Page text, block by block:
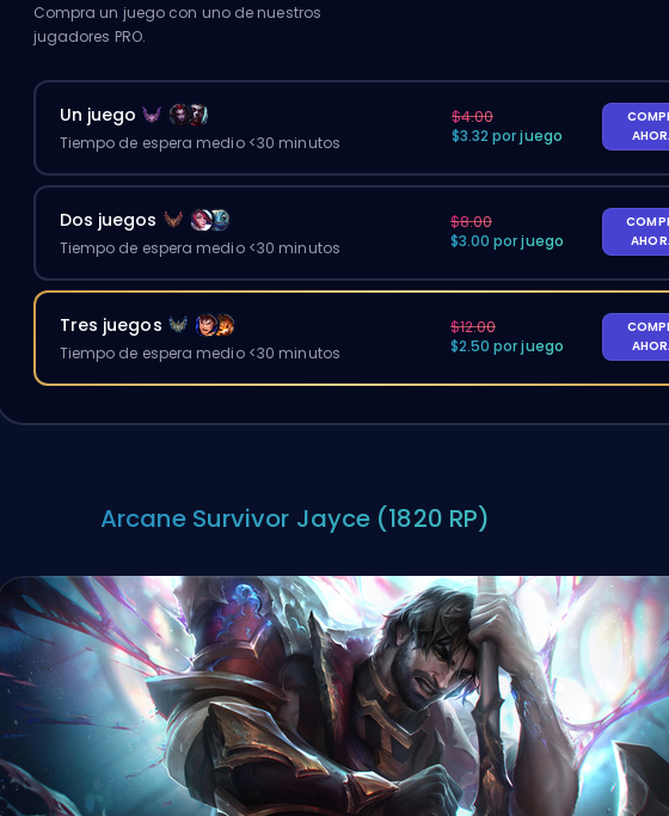
Compra un juego con uno de nuestros
jugadores PRO.
Un juego
Tiempo de espera medio <30 minutos
$4.00
$3.32 por juego
Dos juegos
Tiempo de espera medio <30 minutos
$8.00
$3.00 por juego
Tres juegos
Tiempo de espera medio <30 minutos
$12.00
$2.50 por juego
Arcane Survivor Jayce (1820 RP)